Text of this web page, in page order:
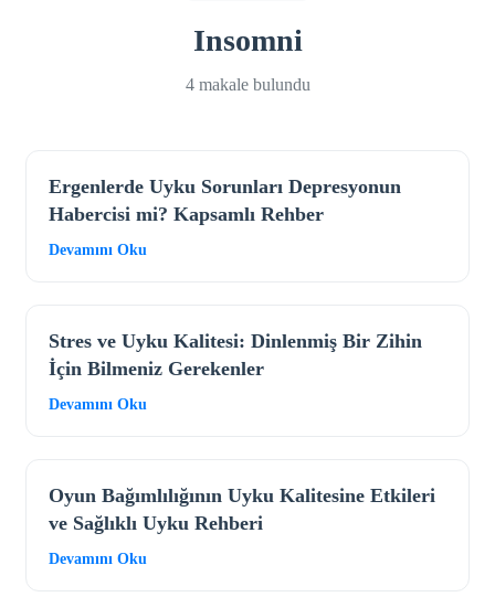
Insomni
4 makale bulundu
Ergenlerde Uyku Sorunları Depresyonun
Habercisi mi? Kapsamlı Rehber
Devamını Oku
Stres ve Uyku Kalitesi: Dinlenmiş Bir Zihin
İçin Bilmeniz Gerekenler
Devamını Oku
Oyun Bağımlılığının Uyku Kalitesine Etkileri
ve Sağlıklı Uyku Rehberi
Devamını Oku